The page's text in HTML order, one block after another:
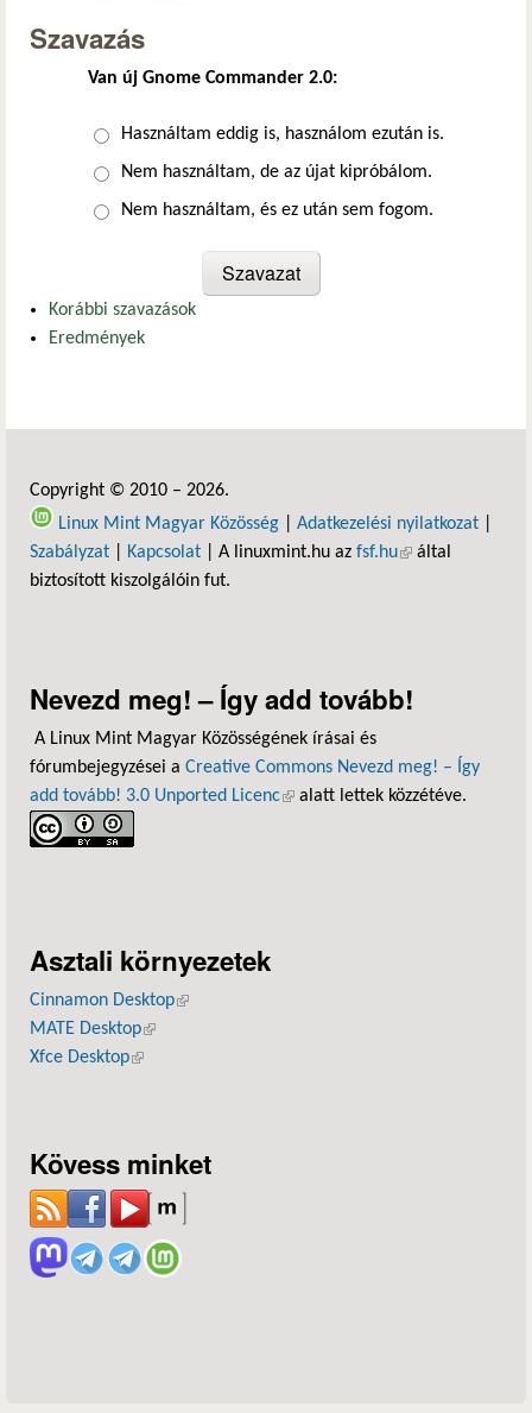
Szavazás
Van új Gnome Commander 2.0:
Választások
Használtam eddig is, használom ezután is.
Nem használtam, de az újat kipróbálom.
Nem használtam, és ez után sem fogom.
Korábbi szavazások
Eredmények
Copyright © 2010 – 2026.
Linux Mint Magyar Közösség
Adatkezelési nyilatkozat
Szabályzat
Kapcsolat | A linuxmint.hu az fsf.hu(külső hivatkozás)
által
biztosított kiszolgálóin fut.
Nevezd meg! – Így add tovább!
A Linux Mint Magyar Közösségének írásai és
fórumbejegyzései a Creative Commons Nevezd meg! – Így
add tovább! 3.0 Unported Licenc(külső hivatkozás)
alatt lettek közzétéve.
Asztali környezetek
Cinnamon Desktop(külső hivatkozás)
MATE Desktop(külső hivatkozás)
Xfce Desktop(külső hivatkozás)
Kövess minket